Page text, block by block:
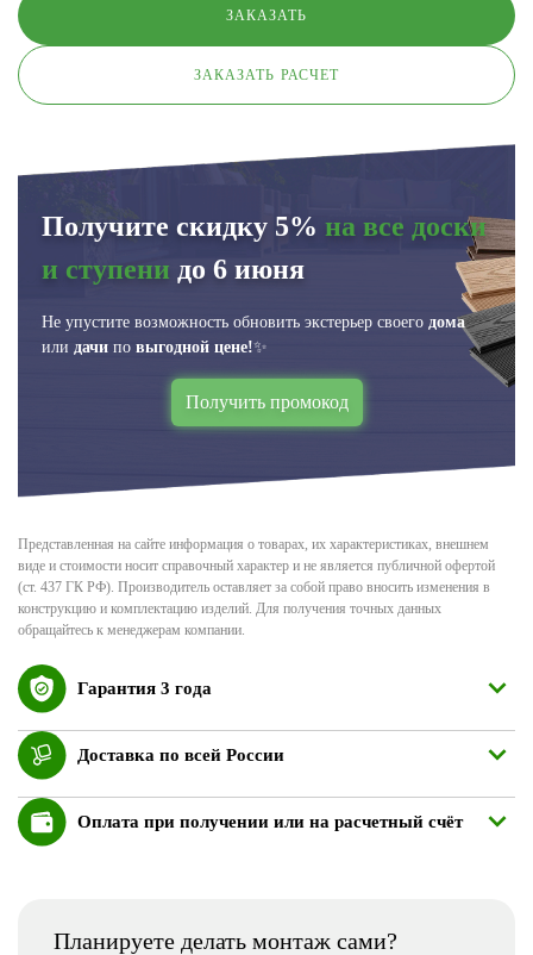
ЗАКАЗАТЬ РАСЧЕТ
Получите скидку 5% на все доски
и ступени до 6 июня
Не упустите возможность обновить экстерьер своего дома
или дачи по выгодной цене!✨
Получить промокод
Представленная на сайте информация о товарах, их характеристиках, внешнем
виде и стоимости носит справочный характер и не является публичной офертой
(ст. 437 ГК РФ). Производитель оставляет за собой право вносить изменения в
конструкцию и комплектацию изделий. Для получения точных данных
обращайтесь к менеджерам компании.
Гарантия 3 года
Доставка по всей России
Оплата при получении или на расчетный счёт
Планируете делать монтаж сами?